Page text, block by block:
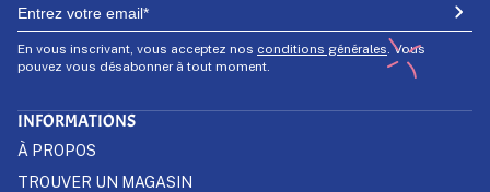
En vous inscrivant, vous acceptez nos conditions générales . Vous
pouvez vous désabonner à tout moment.
INFORMATIONS
À PROPOS
TROUVER UN MAGASIN